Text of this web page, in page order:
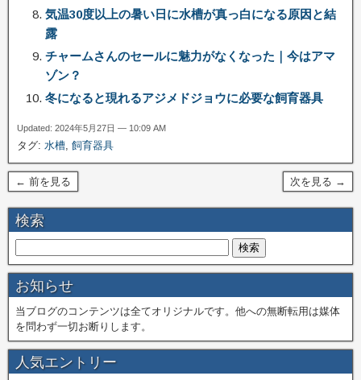
気温30度以上の暑い日に水槽が真っ白になる原因と結
露
チャームさんのセールに魅力がなくなった｜今はアマ
ゾン？
冬になると現れるアジメドジョウに必要な飼育器具
Updated: 2024年5月27日 — 10:09 AM
タグ: 水槽, 飼育器具
← 前を見る 次を見る →
検索
お知らせ
当ブログのコンテンツは全てオリジナルです。他への無断転用は媒体
を問わず一切お断りします。
人気エントリー